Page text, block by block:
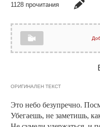
1128 прочитания
ОРИГИНАЛЕН ТЕКСТ
Это небо безупречно.
Убегаешь, не заметишь,